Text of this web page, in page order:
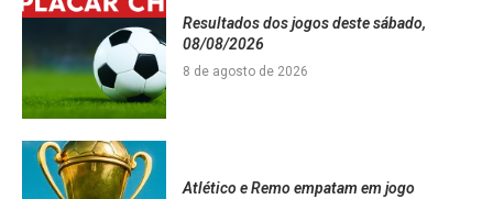
Resultados dos jogos deste sábado,
08/08/2026
8 de agosto de 2026
Atlético e Remo empatam em jogo